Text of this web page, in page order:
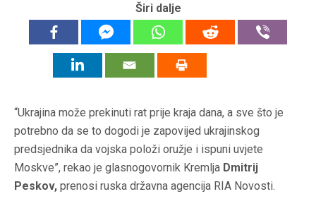
Širi dalje
“Ukrajina može prekinuti rat prije kraja dana, a sve što je
potrebno da se to dogodi je zapovijed ukrajinskog
predsjednika da vojska položi oružje i ispuni uvjete
Moskve”, rekao je glasnogovornik Kremlja Dmitrij
Peskov, prenosi ruska državna agencija RIA Novosti.